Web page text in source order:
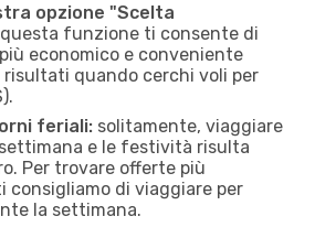
opzione "Scelta
questa funzione ti consente di
economico e conveniente
risultati quando cerchi voli per
feriali: solitamente, viaggiare
e le festività risulta
Per trovare offerte più
consigliamo di viaggiare per
la settimana.